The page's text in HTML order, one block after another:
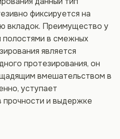
фиксируется на
вкладок. Преимущество у
полостями в смежных
является
протезирования, он
вмешательством в
уступает
прочности и выдержке